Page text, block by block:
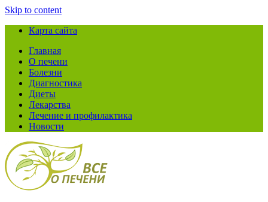
Skip to content
Карта сайта
Главная
О печени
Болезни
Диагностика
Диеты
Лекарства
Лечение и профилактика
Новости